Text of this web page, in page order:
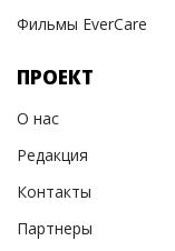
Фильмы EverCare
ПРОЕКТ
О нас
Редакция
Контакты
Партнеры